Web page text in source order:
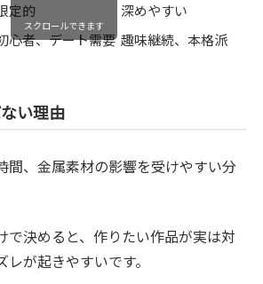
定的
深めやすい
心者、デート需要 趣味継続、本格派
スクロールできます
い理由
間、金属素材の影響を受けやすい分
で決めると、作りたい作品が実は対
が起きやすいです。